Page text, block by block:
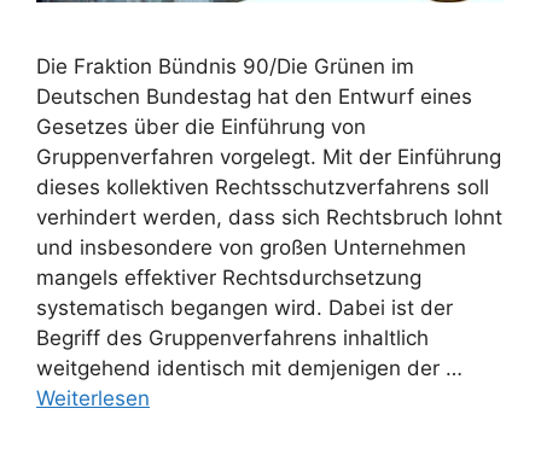
Die Fraktion Bündnis 90/Die Grünen im
Deutschen Bundestag hat den Entwurf eines
Gesetzes über die Einführung von
Gruppenverfahren vorgelegt. Mit der Einführung
dieses kollektiven Rechtsschutzverfahrens soll
verhindert werden, dass sich Rechtsbruch lohnt
und insbesondere von großen Unternehmen
mangels effektiver Rechtsdurchsetzung
systematisch begangen wird. Dabei ist der
Begriff des Gruppenverfahrens inhaltlich
weitgehend identisch mit demjenigen der …
Weiterlesen